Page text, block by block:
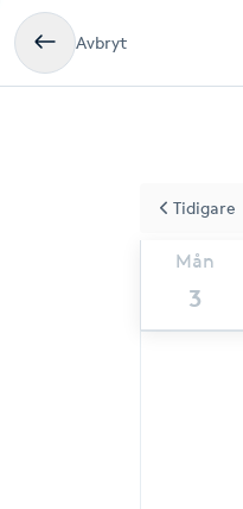
Avbryt
Mån
3
Tidigare